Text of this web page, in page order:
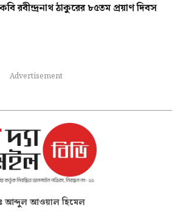
রবীন্দ্রনাথ ঠাকুরের ৮৫তম প্রয়াণ দিবস
Advertisement
আব্দুল আওয়াল হিমেল